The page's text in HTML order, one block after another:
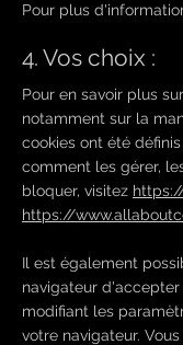
Pour plus
4. Vos choix :
Pour en savoir plus
notamment sur la
cookies ont été
comment les gérer,
bloquer, visitez
https://
Il est également
navigateur d'accepter
modifiant les
votre navigateur.